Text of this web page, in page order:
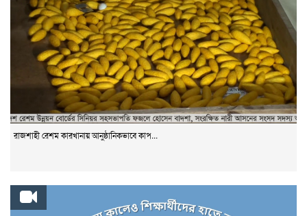
রাজশাহী রেশম কারখানায় আনুষ্ঠানিকভাবে কাপ...